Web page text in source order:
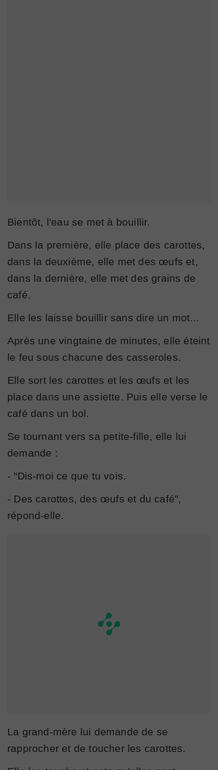
Bientôt, l'eau se met à bouillir.
Dans la première, elle place des carottes,
dans la deuxième, elle met des œufs et,
dans la dernière, elle met des grains de
café.
Elle les laisse bouillir sans dire un mot...
Après une vingtaine de minutes, elle éteint
le feu sous chacune des casseroles.
Elle sort les carottes et les œufs et les
place dans une assiette. Puis elle verse le
café dans un bol.
Se tournant vers sa petite-fille, elle lui
demande :
- "Dis-moi ce que tu vois.
- Des carottes, des œufs et du café",
répond-elle.
La grand-mère lui demande de se
rapprocher et de toucher les carottes.